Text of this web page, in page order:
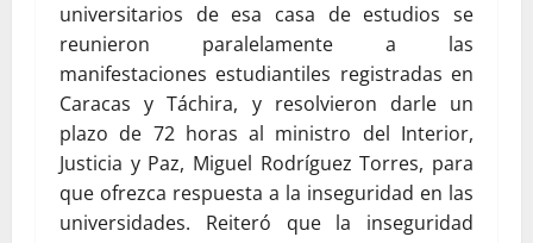
universitarios de esa casa de estudios se
reunieron paralelamente a las
manifestaciones estudiantiles registradas en
Caracas y Táchira, y resolvieron darle un
plazo de 72 horas al ministro del Interior,
Justicia y Paz, Miguel Rodríguez Torres, para
que ofrezca respuesta a la inseguridad en las
universidades. Reiteró que la inseguridad